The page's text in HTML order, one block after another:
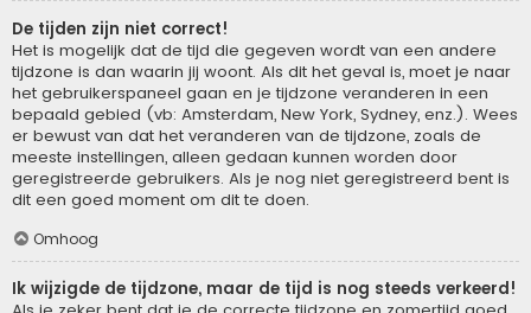
De tijden zijn niet correct!
Het is mogelijk dat de tijd die gegeven wordt van een andere
tijdzone is dan waarin jij woont. Als dit het geval is, moet je naar
het gebruikerspaneel gaan en je tijdzone veranderen in een
bepaald gebied (vb: Amsterdam, New York, Sydney, enz.). Wees
er bewust van dat het veranderen van de tijdzone, zoals de
meeste instellingen, alleen gedaan kunnen worden door
geregistreerde gebruikers. Als je nog niet geregistreerd bent is
dit een goed moment om dit te doen.
Omhoog
Ik wijzigde de tijdzone, maar de tijd is nog steeds verkeerd!